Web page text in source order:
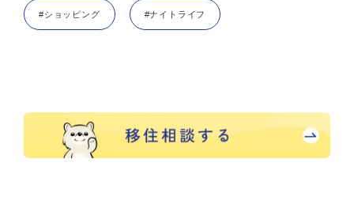
#ショッピング #ナイトライフ